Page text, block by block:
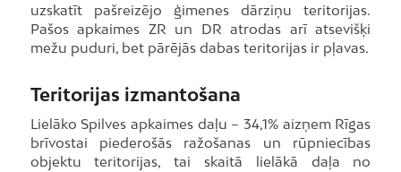
uzskatīt pašreizējo ģimenes dārziņu teritorijas.
Pašos apkaimes ZR un DR atrodas arī atsevišķi
mežu puduri, bet pārējās dabas teritorijas ir pļavas.
Teritorijas izmantošana
Lielāko Spilves apkaimes daļu – 34,1% aizņem Rīgas
brīvostai piederošās ražošanas un rūpniecības
objektu teritorijas, tai skaitā lielākā daļa no